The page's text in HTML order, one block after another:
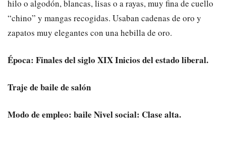
hilo o algodón, blancas, lisas o a rayas, muy fina de cuello
“chino” y mangas recogidas. Usaban cadenas de oro y
zapatos muy elegantes con una hebilla de oro.
Época: Finales del siglo XIX Inicios del estado liberal.
Traje de baile de salón
Modo de empleo: baile Nivel social: Clase alta.